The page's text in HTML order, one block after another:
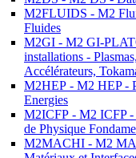
M2FLUIDS - M2
Fluides
M2GI - M2 GI-
installations -
Accélérateurs,
M2HEP - M2 HEP -
Energies
M2ICFP - M2 ICFP -
de Physique
M2MACHI - M2